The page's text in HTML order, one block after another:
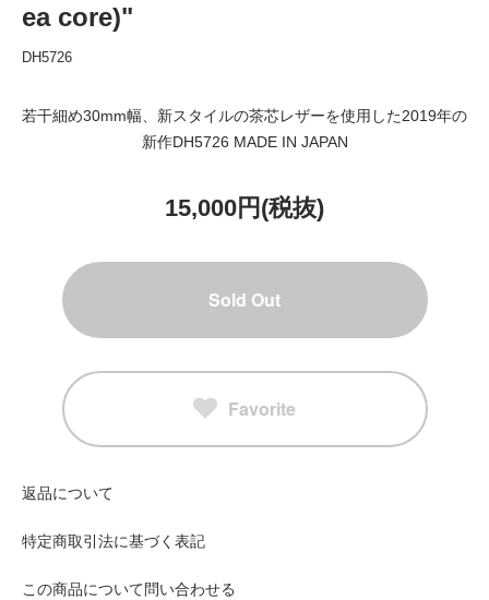
ea core)"
DH5726
若干細め30mm幅、新スタイルの茶芯レザーを使用した2019年の
新作DH5726 MADE IN JAPAN
15,000円(税抜)
Sold Out
Favorite
返品について
特定商取引法に基づく表記
この商品について問い合わせる